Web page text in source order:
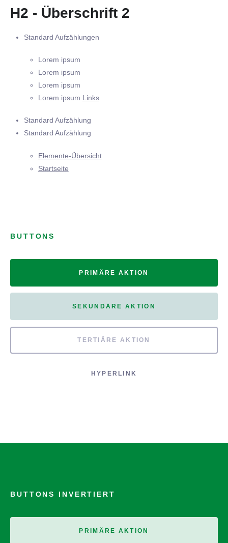
H2 - Überschrift 2
Standard Aufzählungen
Lorem ipsum
Lorem ipsum
Lorem ipsum
Lorem ipsum Links
Standard Aufzählung
Standard Aufzählung
Elemente-Übersicht
Startseite
BUTTONS
PRIMÄRE AKTION
SEKUNDÄRE AKTION
TERTIÄRE AKTION
HYPERLINK
BUTTONS INVERTIERT
PRIMÄRE AKTION